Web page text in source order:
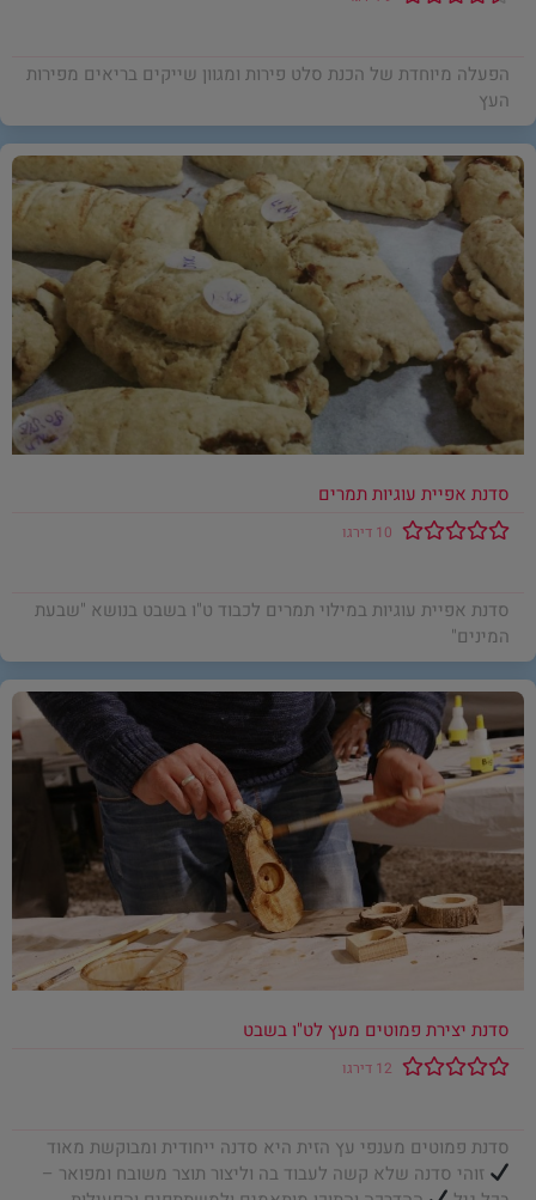
הפעלה מיוחדת של הכנת סלט פירות ומגוון שייקים בריאים מפירות
העץ
סדנת אפיית עוגיות תמרים
10 דירגו
סדנת אפיית עוגיות במילוי תמרים לכבוד ט"ו בשבט בנושא "שבעת
המינים"
סדנת יצירת פמוטים מעץ לט"ו בשבט
12 דירגו
סדנת פמוטים מענפי עץ הזית היא סדנה ייחודית ומבוקשת מאוד
זוהי סדנה שלא קשה לעבוד בה וליצור תוצר משובח ומפואר –